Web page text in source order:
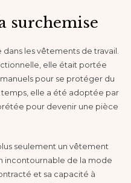
surchemise
les vêtements de travail.
elle était portée
pour se protéger du
elle a été adoptée par
pour devenir une pièce
seulement un vêtement
incontournable de la mode
et sa capacité à